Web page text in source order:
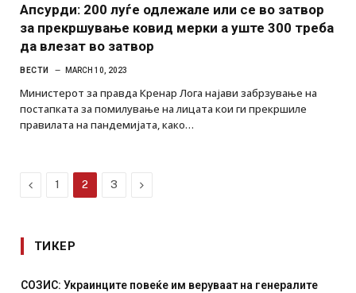
Апсурди: 200 луѓе одлежале или се во затвор
за прекршување ковид мерки а уште 300 треба
да влезат во затвор
ВЕСТИ MARCH 10, 2023
Министерот за правда Кренар Лога најави забрзување на
постапката за помилување на лицата кои ги прекршиле
правилата на пандемијата, како…
Previous
1 2 3 Next
ТИКЕР
СОЗИС: Украинците повеќе им веруваат на генералите